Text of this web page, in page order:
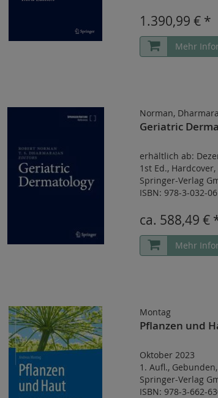
1.390,99 € *
Mehr
Norman,
Geriatric
erhältlich ab:
1st Ed., Hardcover,
Springer-Verlag
ISBN: 978-3-032-
ca. 588,49 €
Mehr
Montag
Pflanzen und
Oktober 2023
1. Aufl., Gebunden,
Springer-Verlag
ISBN: 978-3-662-